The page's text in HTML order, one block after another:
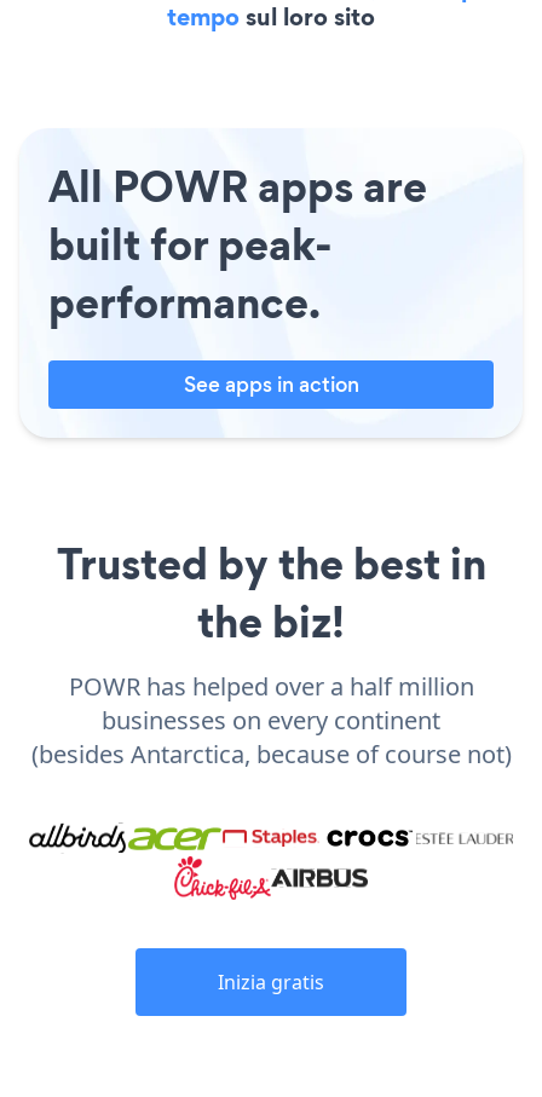
temposul loro sito
All POWR apps are
built for peak-
performance.
See apps in action
Trusted by the best in
the biz!
POWR has helped over a half million
businesses on every continent
(besides Antarctica, because of course not)
Inizia gratis